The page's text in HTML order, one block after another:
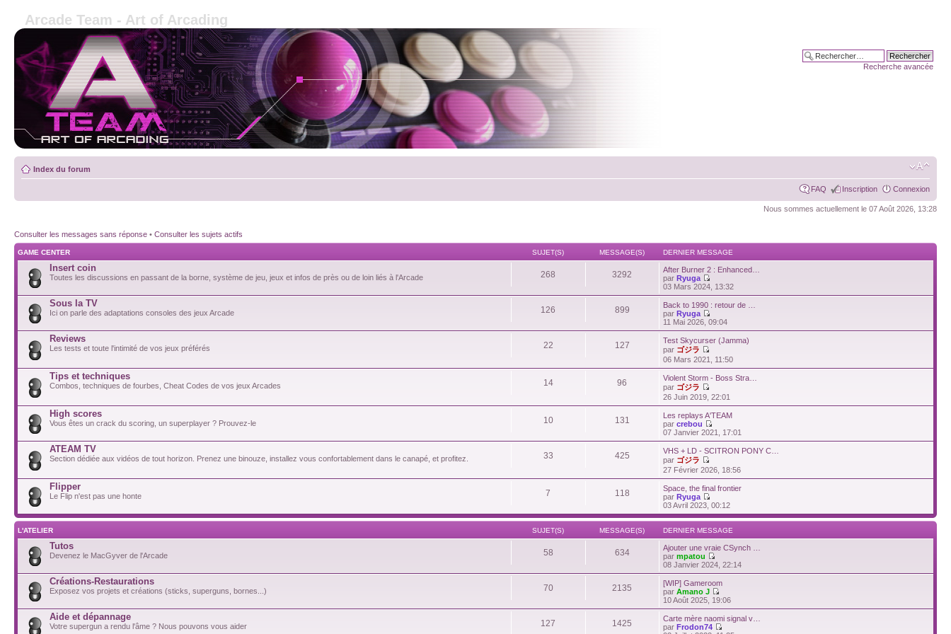
Arcade Team - Art of Arcading
Recherche avancée
Index du forum
FAQ Inscription Connexion
Nous sommes actuellement le 07 Août 2026, 13:28
Consulter les messages sans réponse • Consulter les sujets actifs
GAME CENTER SUJET(S) MESSAGE(S) DERNIER MESSAGE
Insert coin
Toutes les discussions en passant de la borne, système de jeu, jeux et infos de près ou de loin liés à l'Arcade 268 3292
After Burner 2 : Enhanced…
parRyuga
03 Mars 2024, 13:32
Sous la TV
Ici on parle des adaptations consoles des jeux Arcade 126 899
Back to 1990 : retour de …
parRyuga
11 Mai 2026, 09:04
Reviews
Les tests et toute l'intimité de vos jeux préférés 22 127
Test Skycurser (Jamma)
par ゴジラ
06 Mars 2021, 11:50
Tips et techniques
Combos, techniques de fourbes, Cheat Codes de vos jeux Arcades 14 96
Violent Storm - Boss Stra…
par ゴジラ
26 Juin 2019, 22:01
High scores
Vous êtes un crack du scoring, un superplayer ? Prouvez-le 10 131
Les replays A'TEAM
parcrebou
07 Janvier 2021, 17:01
ATEAM TV
Section dédiée aux vidéos de tout horizon. Prenez une binouze, installez vous confortablement dans le canapé, et profitez. 33 425
VHS + LD - SCITRON PONY C…
par ゴジラ
27 Février 2026, 18:56
Flipper
Le Flip n'est pas une honte 7 118
Space, the final frontier
parRyuga
03 Avril 2023, 00:12
L'ATELIER SUJET(S) MESSAGE(S) DERNIER MESSAGE
Tutos
Devenez le MacGyver de l'Arcade 58 634
Ajouter une vraie CSynch …
parmpatou
08 Janvier 2024, 22:14
Créations-Restaurations
Exposez vos projets et créations (sticks, superguns, bornes...) 70 2135
[WIP] Gameroom
parAmano J
10 Août 2025, 19:06
Aide et dépannage
Votre supergun a rendu l'âme ? Nous pouvons vous aider 127 1425
Carte mère naomi signal v…
parFrodon74